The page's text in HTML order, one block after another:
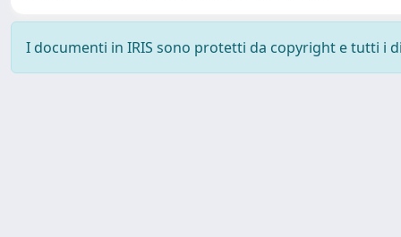
I documenti in IRIS sono protetti da copyright e tutti i